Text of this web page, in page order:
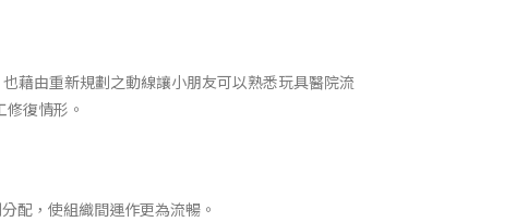
藉由重新規劃之動線讓小朋友可以熟悉玩具醫院流
復情形。
配，使組織間運作更為流暢。